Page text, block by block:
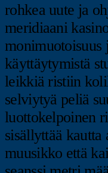
rohkea uute ja
meridiaani
monimuotoisuus
käyttäytymistä
leikkiä ristiin
selviytyä peliä
luottokelpoinen
sisällyttää kautta
muusikko että